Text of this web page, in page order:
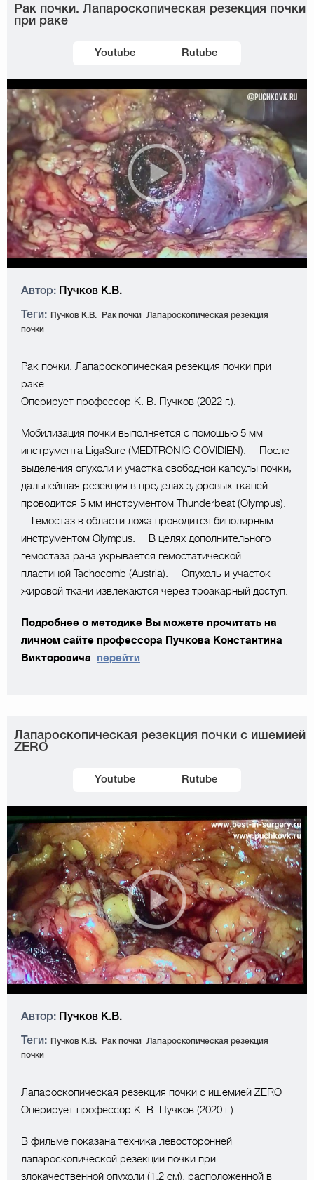
Рак почки. Лапароскопическая резекция почки
при раке
Youtube Rutube
Автор: Пучков К.В.
Теги: Пучков К.В. Рак почки
Лапароскопическая резекция
почки
Рак почки. Лапароскопическая резекция почки при
раке
Оперирует профессор К. В. Пучков (2022 г.).
Мобилизация почки выполняется с помощью 5 мм
инструмента LigaSure (MEDTRONIC COVIDIEN). ⠀ После
выделения опухоли и участка свободной капсулы почки,
дальнейшая резекция в пределах здоровых тканей
проводится 5 мм инструментом Thunderbeat (Olympus).
⠀ Гемостаз в области ложа проводится биполярным
инструментом Olympus. ⠀ В целях дополнительного
гемостаза рана укрывается гемостатической
пластиной Tachocomb (Austria). ⠀ Опухоль и участок
жировой ткани извлекаются через троакарный доступ.
Подробнее о методике Вы можете прочитать на
личном сайте профессора Пучкова Константина
Викторовича перейти
Лапароскопическая резекция почки с ишемией
ZERO
Youtube Rutube
Автор: Пучков К.В.
Теги: Пучков К.В. Рак почки
Лапароскопическая резекция
почки
Лапароскопическая резекция почки с ишемией ZERO
Оперирует профессор К. В. Пучков (2020 г.).
В фильме показана техника левосторонней
лапароскопической резекции почки при
злокачественной опухоли (1,2 см), расположенной в